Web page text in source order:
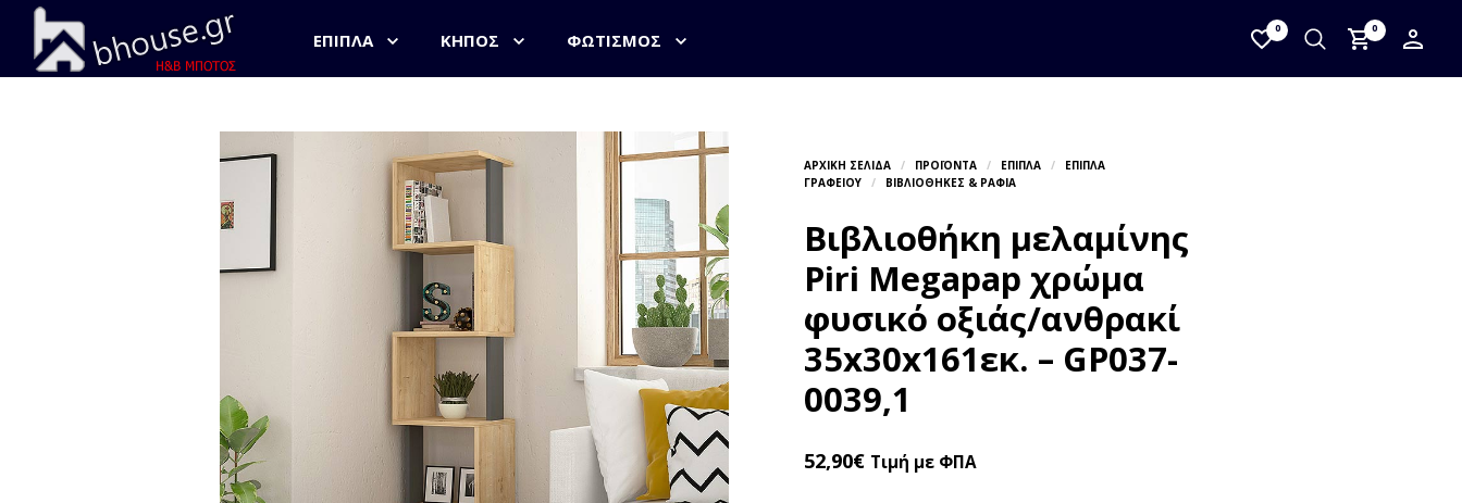
ΈΠΙΠΛΑ ΚΉΠΟΣ ΦΩΤΙΣΜΌΣ
0 0
Βιβλιοθήκη μελαμίνης
Piri Megapap χρώμα
φυσικό οξιάς/ανθρακί
35x30x161εκ. – GP037-
0039,1
52,90€ Τιμή με ΦΠΑ